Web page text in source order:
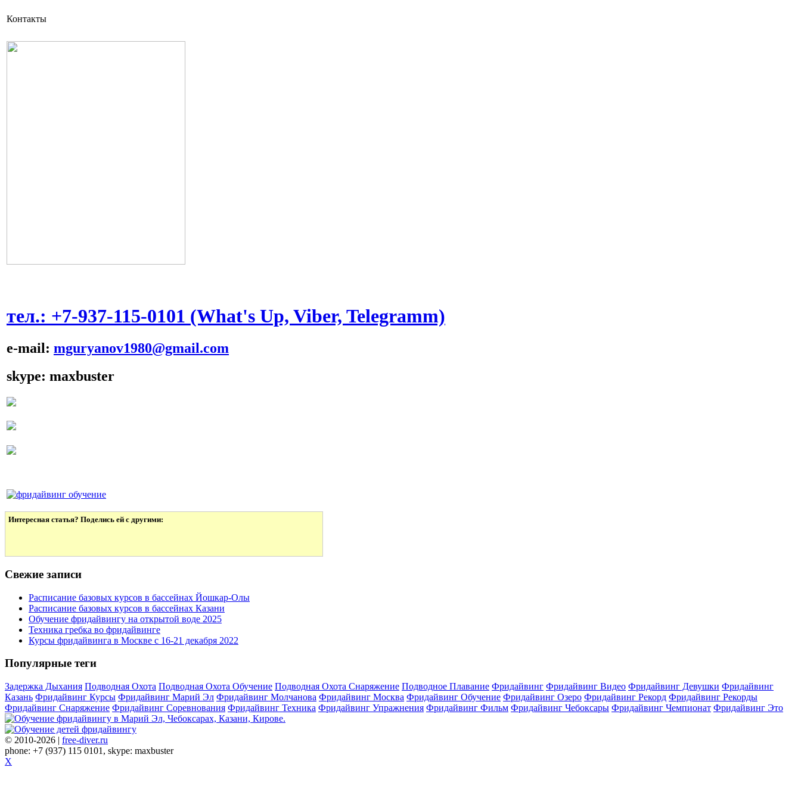
Контакты
тел.: +7-937-115-0101 (What's Up, Viber, Telegramm)
e-mail: mguryanov1980@gmail.com
skype: maxbuster
Интересная статья? Поделись ей с другими:
Свежие записи
Расписание базовых курсов в бассейнах Йошкар-Олы
Расписание базовых курсов в бассейнах Казани
Обучение фридайвингу на открытой воде 2025
Техника гребка во фридайвинге
Курсы фридайвинга в Москве с 16-21 декабря 2022
Популярные теги
Задержка Дыхания Подводная Охота Подводная Охота Обучение Подводная Охота Снаряжение Подводное Плавание Фридайвинг Фридайвинг Видео Фридайвинг Девушки Фридайвинг
Казань Фридайвинг Курсы Фридайвинг Марий Эл Фридайвинг Молчанова Фридайвинг Москва Фридайвинг Обучение Фридайвинг Озеро Фридайвинг Рекорд Фридайвинг Рекорды
Фридайвинг Снаряжение Фридайвинг Соревнования Фридайвинг Техника Фридайвинг Упражнения Фридайвинг Фильм Фридайвинг Чебоксары Фридайвинг Чемпионат Фридайвинг Это
© 2010-2026 | free-diver.ru
phone: +7 (937) 115 0101, skype: maxbuster
X